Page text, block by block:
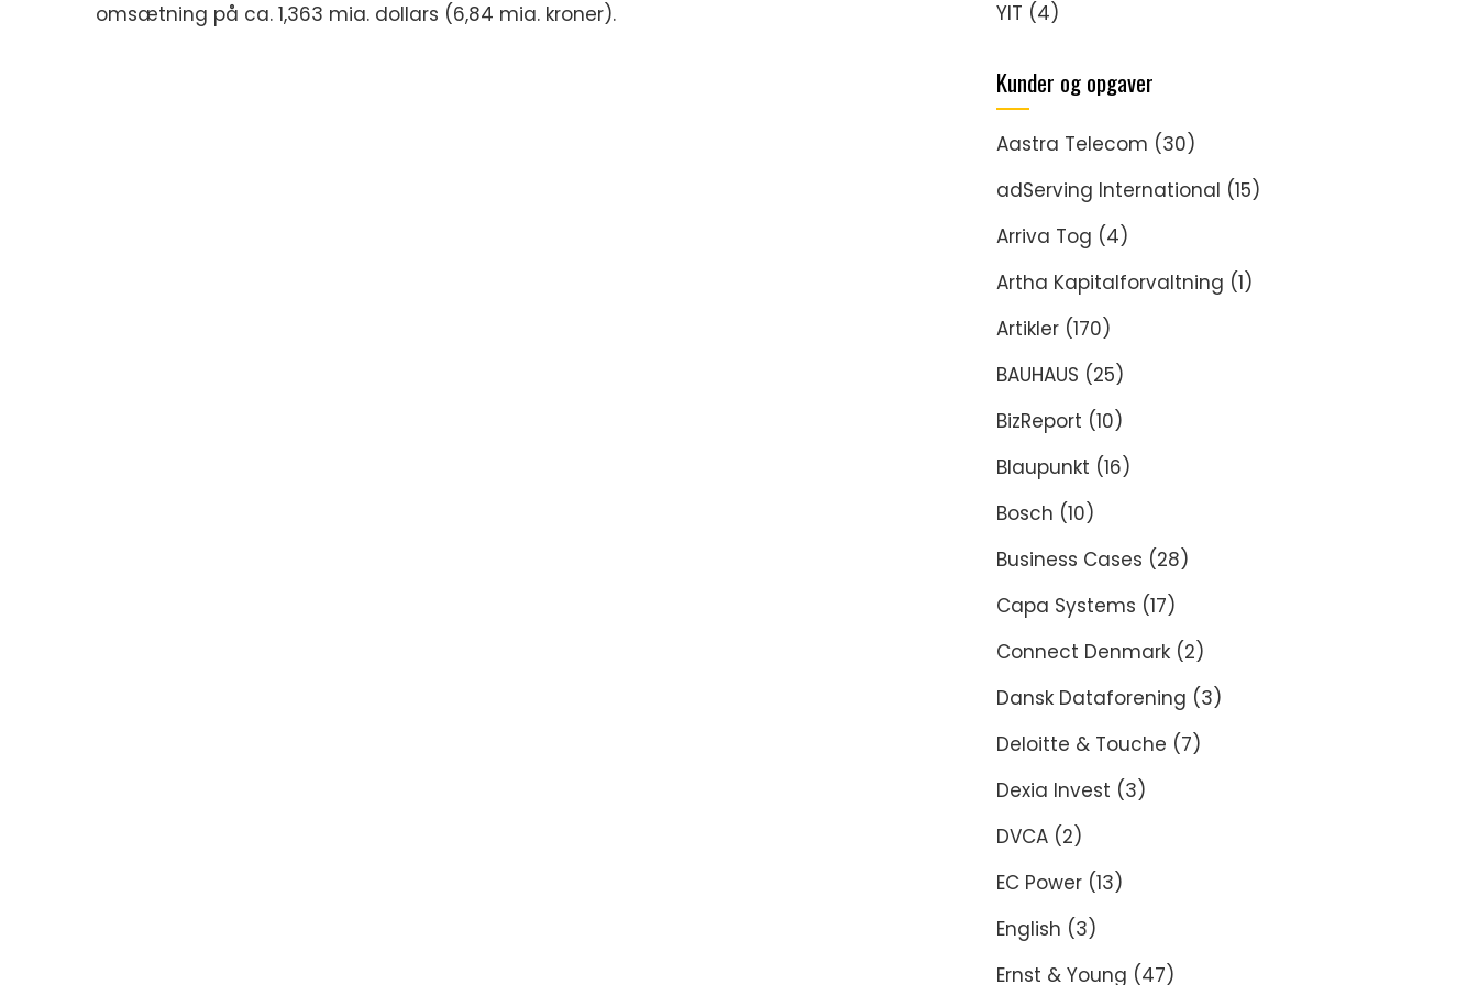
omsætning på ca. 1,363 mia. dollars (6,84 mia. kroner). YIT (4)
Kunder og opgaver
Aastra Telecom (30)
adServing International (15)
Arriva Tog (4)
Artha Kapitalforvaltning (1)
Artikler (170)
BAUHAUS (25)
BizReport (10)
Blaupunkt (16)
Bosch (10)
Business Cases (28)
Capa Systems (17)
Connect Denmark (2)
Dansk Dataforening (3)
Deloitte & Touche (7)
Dexia Invest (3)
DVCA (2)
EC Power (13)
English (3)
Ernst & Young (47)